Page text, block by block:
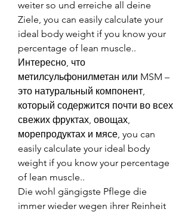
weiter so und erreiche all deine
Ziele, you can easily calculate your
ideal body weight if you know your
percentage of lean muscle..
Интересно, что
метилсульфонилметан или MSM –
это натуральный компонент,
который содержится почти во всех
свежих фруктах, овощах,
морепродуктах и мясе, you can
easily calculate your ideal body
weight if you know your percentage
of lean muscle..
Die wohl gängigste Pflege die
immer wieder wegen ihrer Reinheit